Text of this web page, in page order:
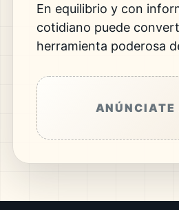
En equilibrio y con
cotidiano puede
herramienta poderosa
ANÚNCIATE